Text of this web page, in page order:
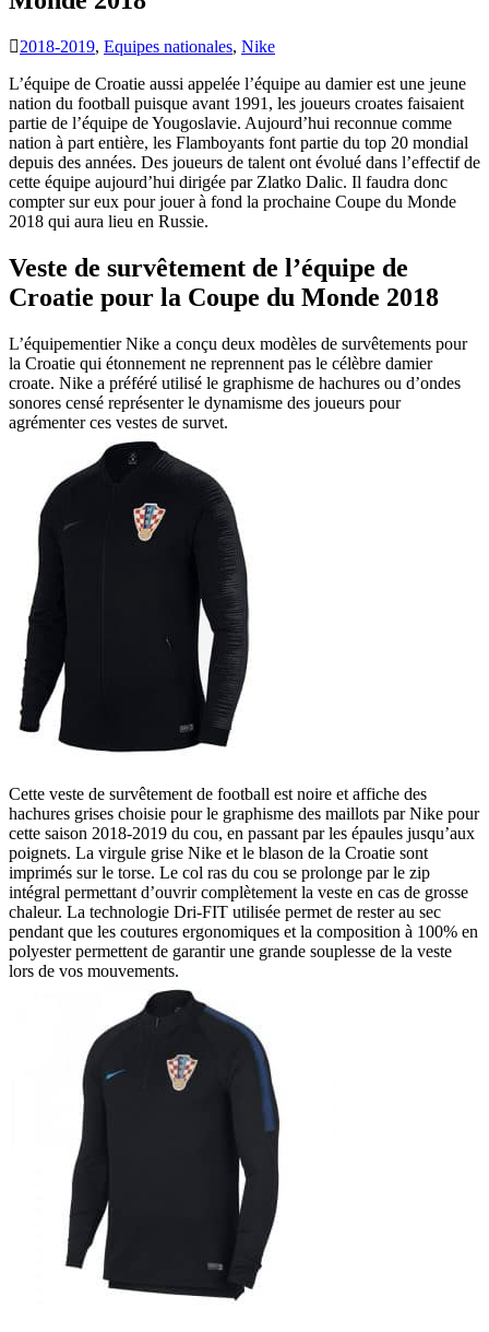
2018-2019, Equipes nationales, Nike
L’équipe de Croatie aussi appelée l’équipe au damier est une jeune
nation du football puisque avant 1991, les joueurs croates faisaient
partie de l’équipe de Yougoslavie. Aujourd’hui reconnue comme
nation à part entière, les Flamboyants font partie du top 20 mondial
depuis des années. Des joueurs de talent ont évolué dans l’effectif de
cette équipe aujourd’hui dirigée par Zlatko Dalic. Il faudra donc
compter sur eux pour jouer à fond la prochaine Coupe du Monde
2018 qui aura lieu en Russie.
Veste de survêtement de l’équipe de
Croatie pour la Coupe du Monde 2018
L’équipementier Nike a conçu deux modèles de survêtements pour
la Croatie qui étonnement ne reprennent pas le célèbre damier
croate. Nike a préféré utilisé le graphisme de hachures ou d’ondes
sonores censé représenter le dynamisme des joueurs pour
agrémenter ces vestes de survet.
Cette veste de survêtement de football est noire et affiche des
hachures grises choisie pour le graphisme des maillots par Nike pour
cette saison 2018-2019 du cou, en passant par les épaules jusqu’aux
poignets. La virgule grise Nike et le blason de la Croatie sont
imprimés sur le torse. Le col ras du cou se prolonge par le zip
intégral permettant d’ouvrir complètement la veste en cas de grosse
chaleur. La technologie Dri-FIT utilisée permet de rester au sec
pendant que les coutures ergonomiques et la composition à 100% en
polyester permettent de garantir une grande souplesse de la veste
lors de vos mouvements.